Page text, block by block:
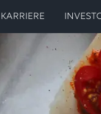
KARRIERE